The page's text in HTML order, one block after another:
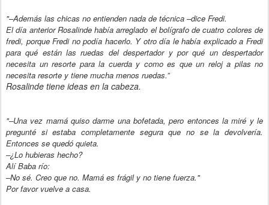
"–Además las chicas no entienden nada de técnica –dice Fredi.
El día anterior Rosalinde había arreglado el bolígrafo de cuatro colores de
fredi, porque Fredi no podía hacerlo. Y otro día le había explicado a Fredi
para qué están las ruedas del despertador y por qué un despertador
necesita un resorte para la cuerda y como es que un reloj a pilas no
necesita resorte y tiene mucha menos ruedas.”
Rosalinde tiene ideas en la cabeza.
"–Una vez mamá quiso darme una bofetada, pero entonces la miré y le
pregunté si estaba completamente segura que no se la devolvería.
Entonces se quedó quieta.
–¿Lo hubieras hecho?
Alí Baba río:
–No sé. Creo que no. Mamá es frágil y no tiene fuerza."
Por favor vuelve a casa.